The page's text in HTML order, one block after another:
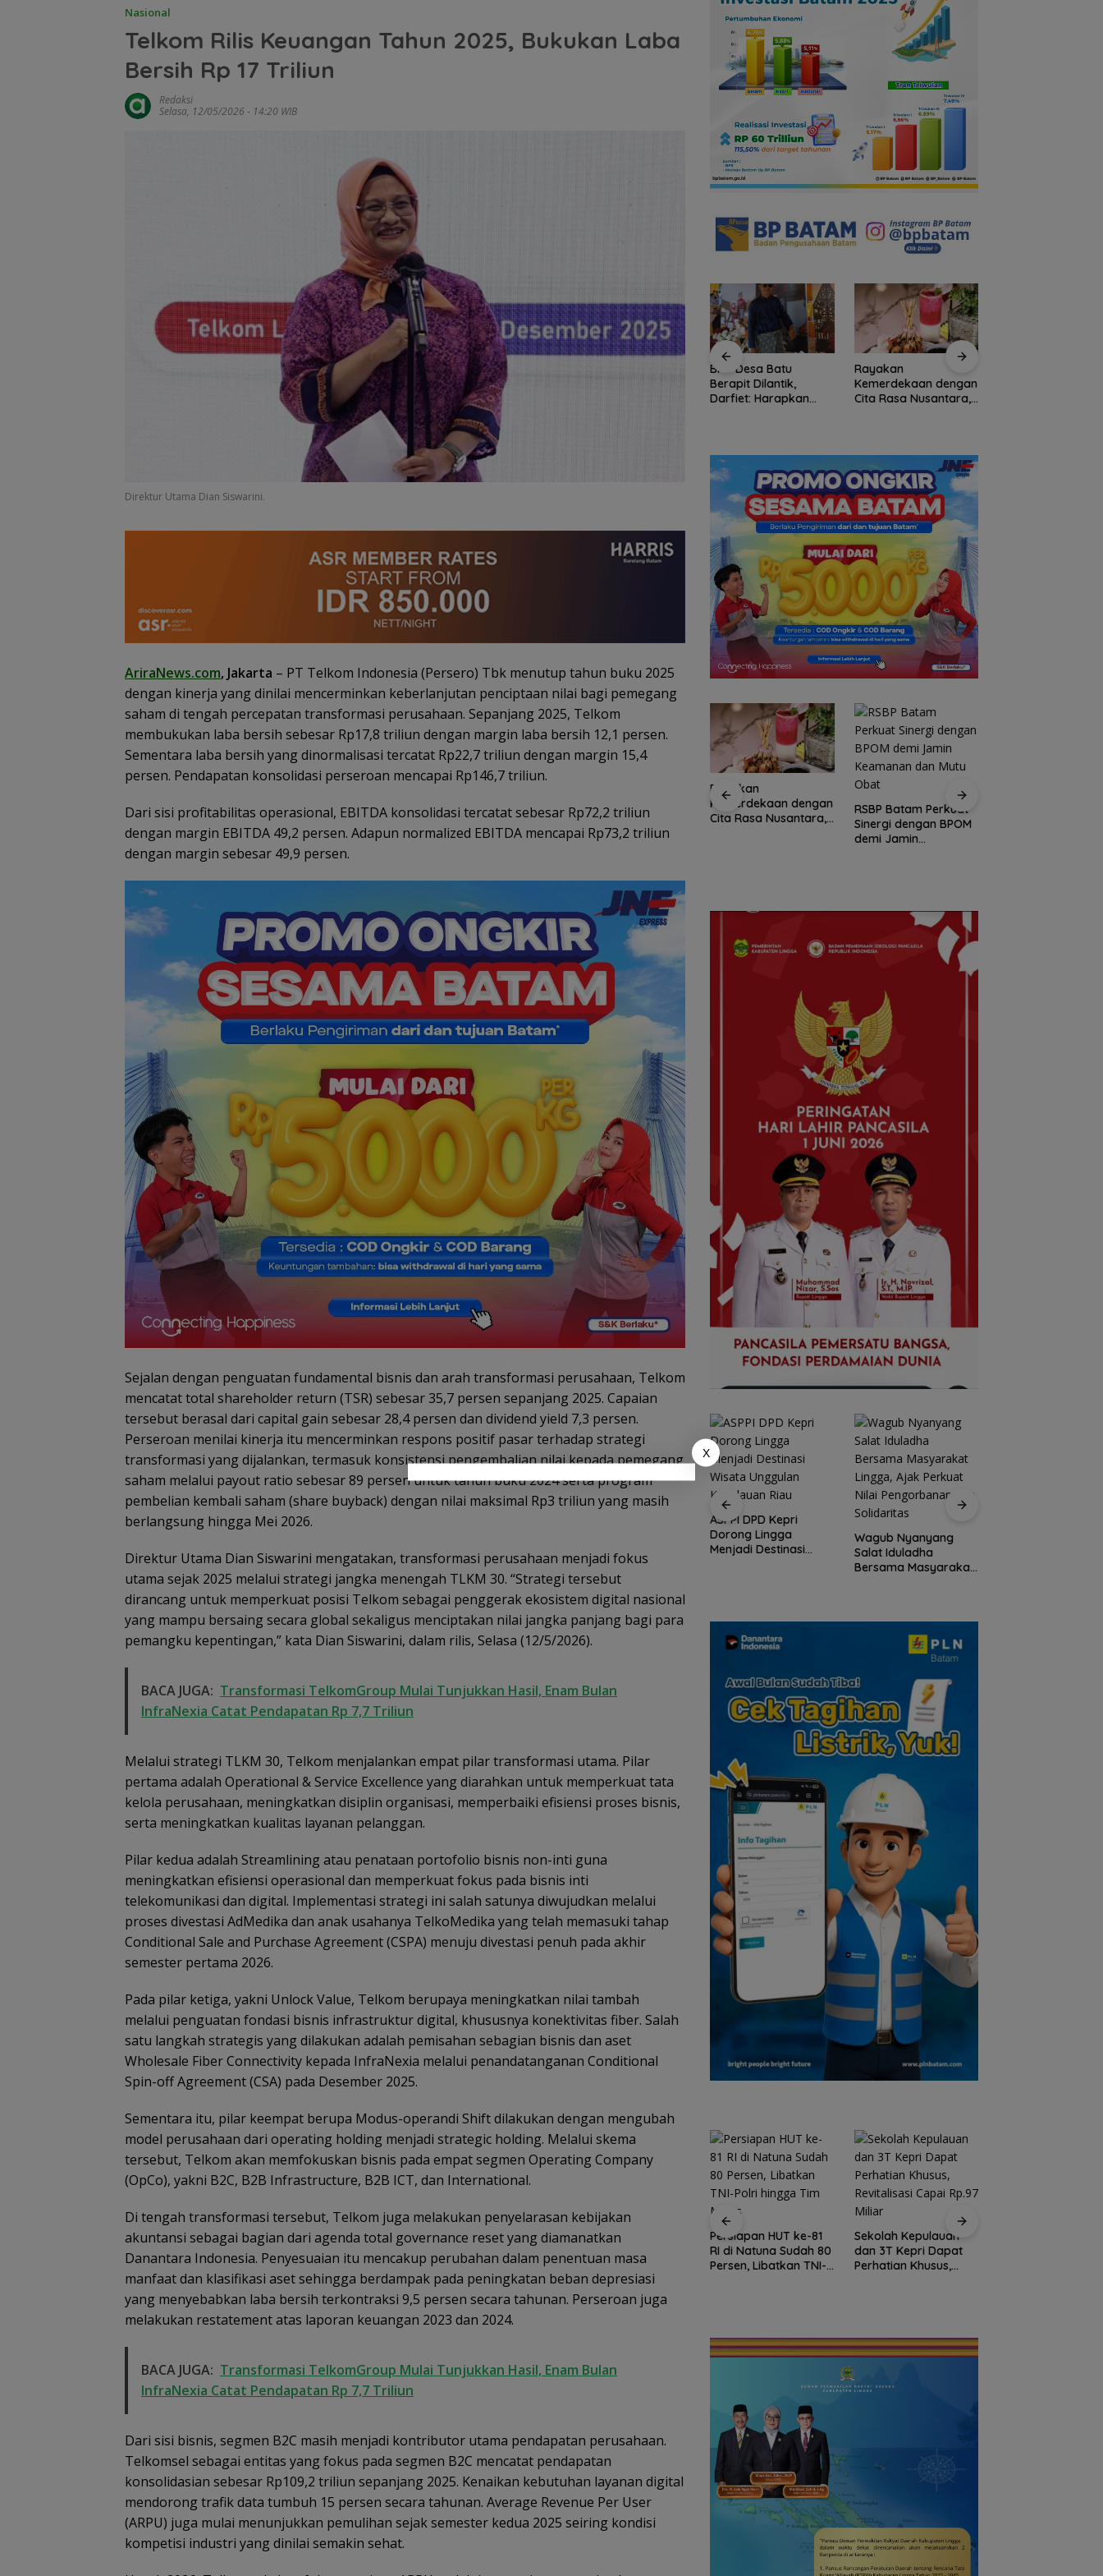
Nasional
Telkom Rilis Keuangan Tahun 2025, Bukukan Laba
Bersih Rp 17 Triliun
Redaksi
Selasa, 12/05/2026 - 14:20 WIB
Direktur Utama Dian Siswarini.
AriraNews.com, Jakarta – PT Telkom Indonesia (Persero) Tbk menutup tahun buku 2025
dengan kinerja yang dinilai mencerminkan keberlanjutan penciptaan nilai bagi pemegang
saham di tengah percepatan transformasi perusahaan. Sepanjang 2025, Telkom
membukukan laba bersih sebesar Rp17,8 triliun dengan margin laba bersih 12,1 persen.
Sementara laba bersih yang dinormalisasi tercatat Rp22,7 triliun dengan margin 15,4
persen. Pendapatan konsolidasi perseroan mencapai Rp146,7 triliun.
Dari sisi profitabilitas operasional, EBITDA konsolidasi tercatat sebesar Rp72,2 triliun
dengan margin EBITDA 49,2 persen. Adapun normalized EBITDA mencapai Rp73,2 triliun
dengan margin sebesar 49,9 persen.
Sejalan dengan penguatan fundamental bisnis dan arah transformasi perusahaan, Telkom
mencatat total shareholder return (TSR) sebesar 35,7 persen sepanjang 2025. Capaian
tersebut berasal dari capital gain sebesar 28,4 persen dan dividend yield 7,3 persen.
Perseroan menilai kinerja itu mencerminkan respons positif pasar terhadap strategi
transformasi yang dijalankan, termasuk konsistensi pengembalian nilai kepada pemegang
saham melalui payout ratio sebesar 89 persen untuk tahun buku 2024 serta program
pembelian kembali saham (share buyback) dengan nilai maksimal Rp3 triliun yang masih
berlangsung hingga Mei 2026.
Direktur Utama Dian Siswarini mengatakan, transformasi perusahaan menjadi fokus
utama sejak 2025 melalui strategi jangka menengah TLKM 30. “Strategi tersebut
dirancang untuk memperkuat posisi Telkom sebagai penggerak ekosistem digital nasional
yang mampu bersaing secara global sekaligus menciptakan nilai jangka panjang bagi para
pemangku kepentingan,” kata Dian Siswarini, dalam rilis, Selasa (12/5/2026).
BACA JUGA: Transformasi TelkomGroup Mulai Tunjukkan Hasil, Enam Bulan
InfraNexia Catat Pendapatan Rp 7,7 Triliun
Melalui strategi TLKM 30, Telkom menjalankan empat pilar transformasi utama. Pilar
pertama adalah Operational & Service Excellence yang diarahkan untuk memperkuat tata
kelola perusahaan, meningkatkan disiplin organisasi, memperbaiki efisiensi proses bisnis,
serta meningkatkan kualitas layanan pelanggan.
Pilar kedua adalah Streamlining atau penataan portofolio bisnis non-inti guna
meningkatkan efisiensi operasional dan memperkuat fokus pada bisnis inti
telekomunikasi dan digital. Implementasi strategi ini salah satunya diwujudkan melalui
proses divestasi AdMedika dan anak usahanya TelkoMedika yang telah memasuki tahap
Conditional Sale and Purchase Agreement (CSPA) menuju divestasi penuh pada akhir
semester pertama 2026.
Pada pilar ketiga, yakni Unlock Value, Telkom berupaya meningkatkan nilai tambah
melalui penguatan fondasi bisnis infrastruktur digital, khususnya konektivitas fiber. Salah
satu langkah strategis yang dilakukan adalah pemisahan sebagian bisnis dan aset
Wholesale Fiber Connectivity kepada InfraNexia melalui penandatanganan Conditional
Spin-off Agreement (CSA) pada Desember 2025.
Sementara itu, pilar keempat berupa Modus-operandi Shift dilakukan dengan mengubah
model perusahaan dari operating holding menjadi strategic holding. Melalui skema
tersebut, Telkom akan memfokuskan bisnis pada empat segmen Operating Company
(OpCo), yakni B2C, B2B Infrastructure, B2B ICT, dan International.
Di tengah transformasi tersebut, Telkom juga melakukan penyelarasan kebijakan
akuntansi sebagai bagian dari agenda total governance reset yang diamanatkan
Danantara Indonesia. Penyesuaian itu mencakup perubahan dalam penentuan masa
manfaat dan klasifikasi aset sehingga berdampak pada peningkatan beban depresiasi
yang menyebabkan laba bersih terkontraksi 9,5 persen secara tahunan. Perseroan juga
melakukan restatement atas laporan keuangan 2023 dan 2024.
BACA JUGA: Transformasi TelkomGroup Mulai Tunjukkan Hasil, Enam Bulan
InfraNexia Catat Pendapatan Rp 7,7 Triliun
Dari sisi bisnis, segmen B2C masih menjadi kontributor utama pendapatan perusahaan.
Telkomsel sebagai entitas yang fokus pada segmen B2C mencatat pendapatan
konsolidasian sebesar Rp109,2 triliun sepanjang 2025. Kenaikan kebutuhan layanan digital
mendorong trafik data tumbuh 15 persen secara tahunan. Average Revenue Per User
(ARPU) juga mulai menunjukkan pemulihan sejak semester kedua 2025 seiring kondisi
kompetisi industri yang dinilai semakin sehat.
Dorong Budaya Kerja
Profesional, BPBD
Anambas Beri
Penghargaan
Pegawai Terbaik
Persiapan HUT ke-81
RI di Natuna Sudah 80
Persen, Libatkan TNI-
Polri hingga Tim Medis
BPD Desa Batu
Berapit Dilantik,
Darfiet: Harapkan
Rayakan
Kemerdekaan dengan
Cita Rasa Nusantara,
Nusantara”
Batam Mall Hadirkan
Double Bonus, Untung
Berkali-kali
Jalan Talenta Muda
Batam ke Level
Internasional
RSBP Batam Torehkan
Standar Pelayanan
Kelas Dunia, Raih
Rayakan
Kemerdekaan dengan
Cita Rasa Nusantara,
RSBP Batam Perkuat
Sinergi dengan BPOM
demi Jamin
Dugaan Penipuan
Rekrutmen Calon
Anggota Polri di
Lingga, Uang
Dikembalikan dan
Diselesaikan Secara
Kekeluargaan
ASPEK Desak Satgas
PKH Tinjau Kerusakan
Hutan di Kabupaten
Lingga Akibat Kebun
Sawit
ASPPI Inisiasi Paket
Wisata dan Budaya
ASPPI DPD Kepri
Dorong Lingga
Menjadi Destinasi
Wagub Nyanyang
Salat Iduladha
Bersama Masyarakat
Semangat
Kebangsaan di
Perbatasan, Lanud
RSA Bersama Instansi
Natuna Meriahkan
Kejari Natuna Tahan
Kades Selaut
Nonaktif, Dugaan
Korupsi APBDes
Rugikan Negara
Rp533 Juta
Enam Hari Dicari, 4
ABK KM Samudra
Jaya Ditemukan
Selamat di Perairan
Malaysia
Persiapan HUT ke-81
RI di Natuna Sudah 80
Persen, Libatkan TNI-
Sekolah Kepulauan
dan 3T Kepri Dapat
Perhatian Khusus,
X